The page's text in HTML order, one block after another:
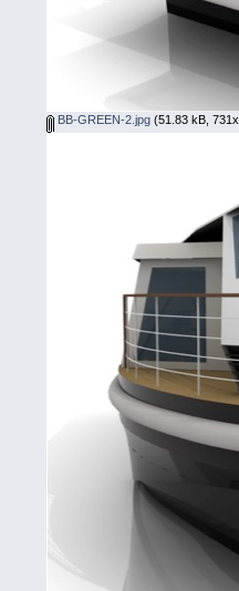
BB-GREEN-2.jpg(51.83 kB,